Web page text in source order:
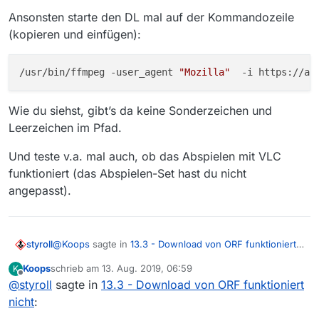
Ansonsten starte den DL mal auf der Kommandozeile
(kopieren und einfügen):
/usr/bin/ffmpeg -user_agent "Mozilla"
Wie du siehst, gibt’s da keine Sonderzeichen und
Leerzeichen im Pfad.
Und teste v.a. mal auch, ob das Abspielen mit VLC
funktioniert (das Abspielen-Set hast du nicht
angepasst).
styroll@Koops sagte in 13.3 - Download von ORF funktioniert
geht trotzdem nicht.
K
Offline
Koopsschrieb am 13. Aug. 2019, 06:59
zuletzt editiert von
@styroll sagte in 13.3 - Download von ORF funktioniert
nicht: